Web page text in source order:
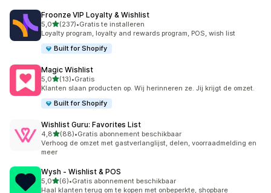
Froonze VIP Loyalty & Wishlist
5,0van 5 sterren
(237)
237 recensies in totaal
•Gratis te installeren
Loyalty program, loyalty and rewards program, POS, wish list
Built for Shopify
Magic Wishlist
5,0van 5 sterren
(13)
13 recensies in totaal
•Gratis
Klanten slaan producten op. Wij herinneren ze. Jij krijgt de omzet.
Built for Shopify
Wishlist Guru: Favorites List
4,8van 5 sterren
(88)
88 recensies in totaal
•Gratis abonnement beschikbaar
Verhoog de omzet met gastverlanglijst, delen, voorraadmelding en
meer
Wysh ‑ Wishlist & POS
5,0van 5 sterren
(6)
6 recensies in totaal
•Gratis abonnement beschikbaar
Haal klanten terug om te kopen met onbeperkte, shopbare